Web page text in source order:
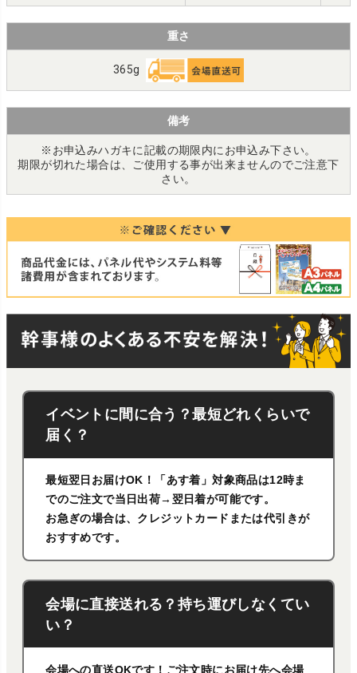
重さ
365g
備考
※お申込みハガキに記載の期限内にお申込み下さい。
期限が切れた場合は、ご使用する事が出来ませんのでご注意下
さい。
イベントに間に合う？最短どれくらいで
届く？
最短翌日お届けOK！「あす着」対象商品は12時ま
でのご注文で当日出荷→翌日着が可能です。
お急ぎの場合は、クレジットカードまたは代引きが
おすすめです。
会場に直接送れる？持ち運びしなくてい
い？
会場への直送OKです！ご注文時にお届け先へ会場